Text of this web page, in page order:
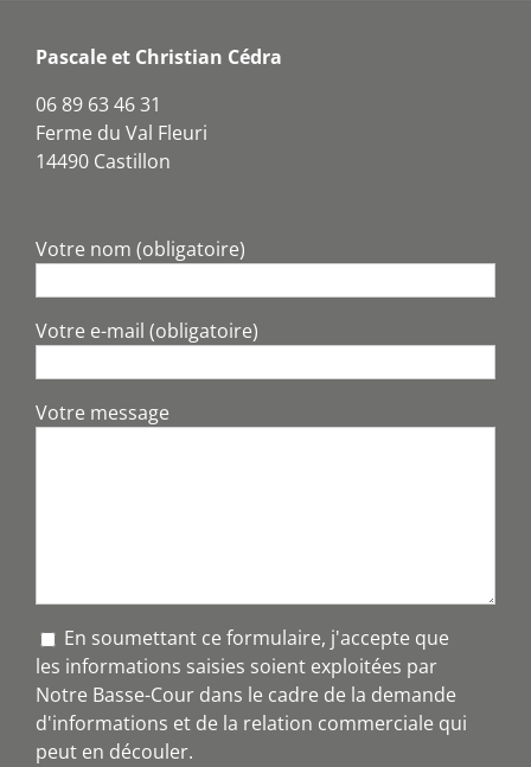
Pascale et Christian Cédra
06 89 63 46 31
Ferme du Val Fleuri
14490 Castillon
Votre nom (obligatoire)
Votre e-mail (obligatoire)
Votre message
En soumettant ce formulaire, j'accepte que
les informations saisies soient exploitées par
Notre Basse-Cour dans le cadre de la demande
d'informations et de la relation commerciale qui
peut en découler.